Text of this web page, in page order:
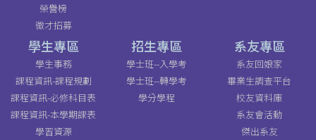
榮譽榜
徵才招募
學生專區
學生事務
課程資訊-課程規劃
課程資訊-必修科目表
課程資訊-本學期課表
學習資源
招生專區
學士班--入學考
學士班--轉學考
學分學程
系友專區
系友回娘家
畢業生調查平台
校友資料庫
系友會活動
傑出系友